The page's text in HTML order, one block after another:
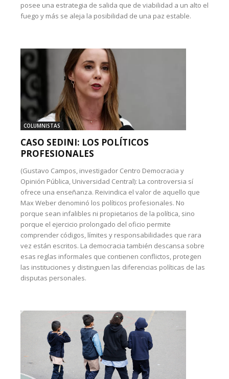
posee una estrategia de salida que de viabilidad a un alto el
fuego y más se aleja la posibilidad de una paz estable.
COLUMNISTAS
CASO SEDINI: LOS POLÍTICOS
PROFESIONALES
(Gustavo Campos, investigador Centro Democracia y
Opinión Pública, Universidad Central): La controversia sí
ofrece una enseñanza. Reivindica el valor de aquello que
Max Weber denominó los políticos profesionales. No
porque sean infalibles ni propietarios de la política, sino
porque el ejercicio prolongado del oficio permite
comprender códigos, límites y responsabilidades que rara
vez están escritos. La democracia también descansa sobre
esas reglas informales que contienen conflictos, protegen
las instituciones y distinguen las diferencias políticas de las
disputas personales.